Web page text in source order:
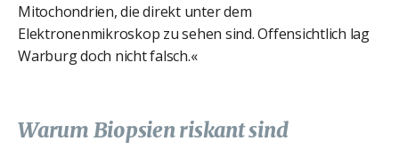
Mitochondrien, die direkt unter dem
Elektronenmikroskop zu sehen sind. Offensichtlich lag
Warburg doch nicht falsch.«
Warum Biopsien riskant sind